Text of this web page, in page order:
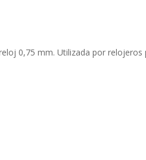
0,75 mm. Utilizada por relojeros